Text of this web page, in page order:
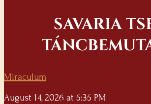
SAVARIA
Miraculum
August 14, 2026 at 5:35 PM